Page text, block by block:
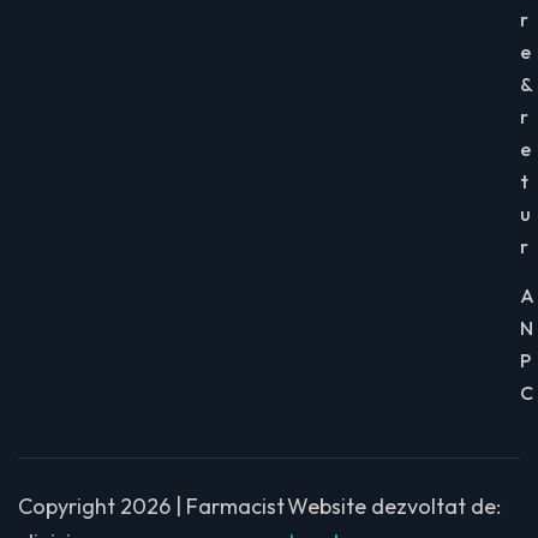
r
e
&
r
e
t
u
r
A
N
P
C
Copyright 2026 | FarmacistWebsite dezvoltat de: